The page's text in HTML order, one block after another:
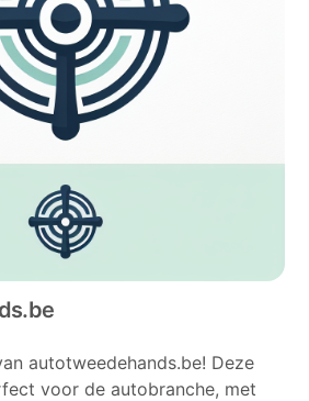
autotweedehands.be! Deze
voor de autobranche, met